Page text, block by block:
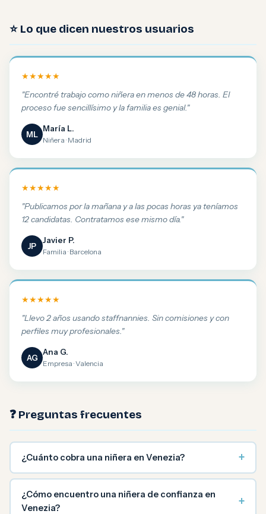
⭐ Lo que dicen nuestros usuarios
★★★★★
"Encontré trabajo como niñera en menos de 48 horas. El
proceso fue sencillísimo y la familia es genial."
ML
María L.
Niñera · Madrid
★★★★★
"Publicamos por la mañana y a las pocas horas ya teníamos
12 candidatas. Contratamos ese mismo día."
JP
Javier P.
Familia · Barcelona
★★★★★
"Llevo 2 años usando staffnannies. Sin comisiones y con
perfiles muy profesionales."
AG
Ana G.
Empresa · Valencia
❓ Preguntas frecuentes
¿Cuánto cobra una niñera en Venezia? +
¿Cómo encuentro una niñera de confianza en
Venezia?
+